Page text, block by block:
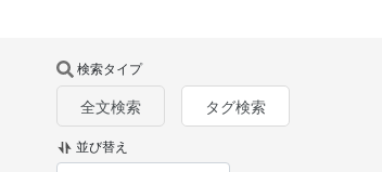
検索タイプ
全文検索 タグ検索
並び替え